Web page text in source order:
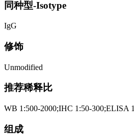
同种型-Isotype
IgG
修饰
Unmodified
推荐稀释比
WB 1:500-2000;IHC 1:50-300;ELISA
组成